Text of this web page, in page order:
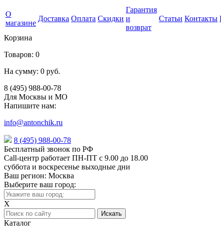
О
магазине
Доставка Оплата Скидки
Гарантия
и
возврат
Статьи Контакты
Корзина
Товаров: 0
На сумму: 0 руб.
8 (495) 988-00-78
Для Москвы и МО
Напишите нам:
info@antonchik.ru
8 (495) 988-00-78
Бесплатный звонок по РФ
Call-центр работает ПН-ПТ с 9.00 до 18.00
суббота и воскресенье выходные дни
Ваш регион: Москва
Выберите ваш город:
X
Каталог